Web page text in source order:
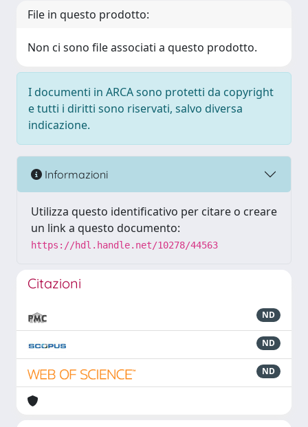
File in questo prodotto:
Non ci sono file associati a questo prodotto.
I documenti in ARCA sono protetti da copyright
e tutti i diritti sono riservati, salvo diversa
indicazione.
Informazioni
Utilizza questo identificativo per citare o creare
un link a questo documento:
https://hdl.handle.net/10278/44563
Citazioni
ND
ND
ND